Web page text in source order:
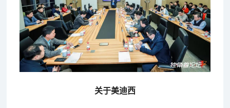
关于美迪西